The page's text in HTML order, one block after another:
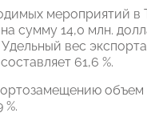
мероприятий
сумму 14,0 млн.
вес
61,6 %.
объем